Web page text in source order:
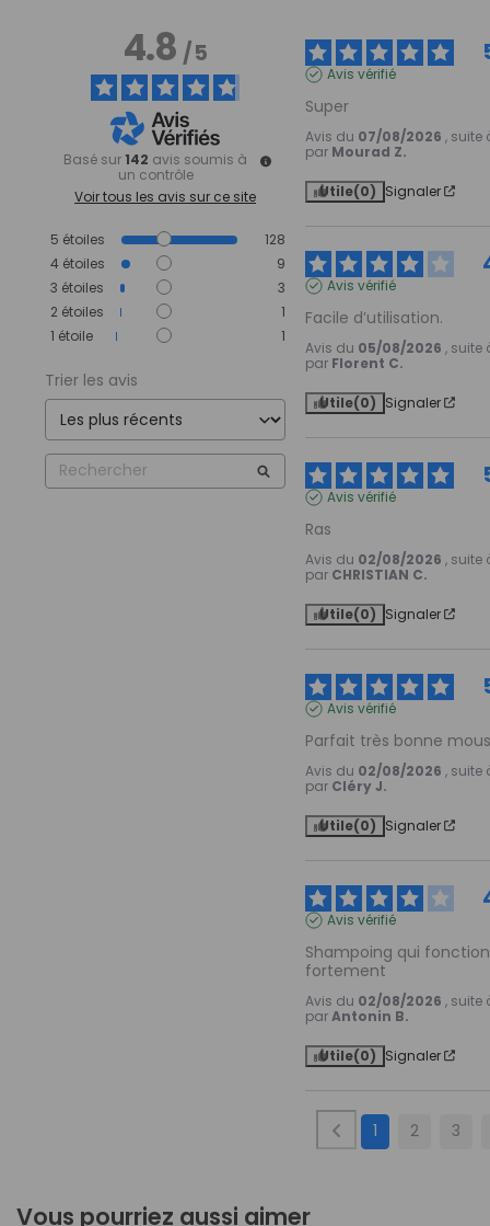
4.8/5
Basé sur 142 avis soumis à
un contrôle
Voir tous les avis sur ce site
5 étoiles
128
4 étoiles
9
3 étoiles
3
2 étoiles
1
1 étoile 1
Trier les avis
Avis vérifié
Super
Avis du 07/08/2026 , suite
par Mourad Z.
Utile(0) Signaler
Avis vérifié
Facile d’utilisation.
Avis du 05/08/2026 , suite
par Florent C.
Utile(0) Signaler
Avis vérifié
Ras
Avis du 02/08/2026 , suite
par CHRISTIAN C.
Utile(0) Signaler
Avis vérifié
Parfait très bonne
Avis du 02/08/2026 , suite
par Cléry J.
Utile(0) Signaler
Avis vérifié
Shampoing qui
fortement
Avis du 02/08/2026 , suite
parAntonin B.
Utile(0) Signaler
1 2 3
Vous pourriez aussi aimer